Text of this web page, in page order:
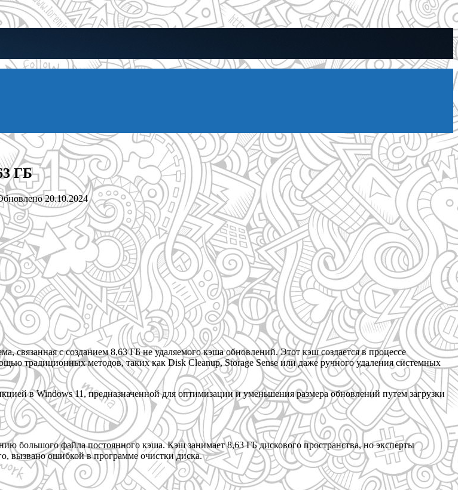
ГБ
20.10.2024
связанная с созданием 8,63 ГБ не удаляемого кэша обновлений. Этот кэш создается в процессе
традиционных методов, таких как Disk Cleanup, Storage Sense или даже ручного удаления системных
в Windows 11, предназначенной для оптимизации и уменьшения размера обновлений путем загрузки
большого файла постоянного кэша. Кэш занимает 8,63 ГБ дискового пространства, но эксперты
вызвано ошибкой в программе очистки диска.